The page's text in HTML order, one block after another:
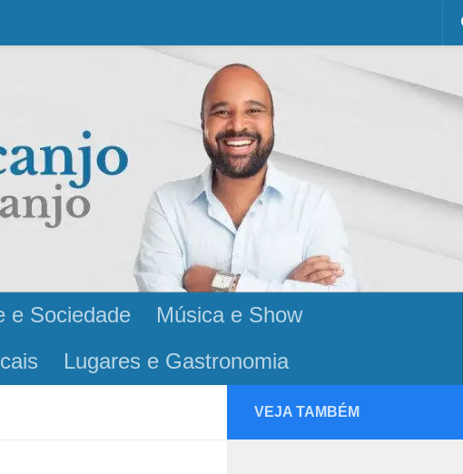
e Sociedade
Música e Show
Lugares e Gastronomia
VEJA TAMBÉM